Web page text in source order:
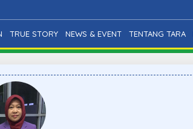
TRUE STORY NEWS & EVENT TENTANG TARA